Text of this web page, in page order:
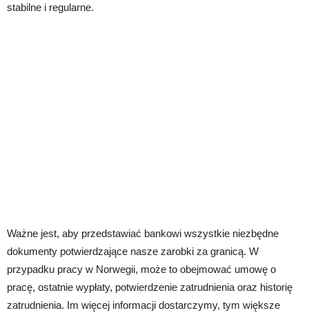
stabilne i regularne.
Ważne jest, aby przedstawiać bankowi wszystkie niezbędne
dokumenty potwierdzające nasze zarobki za granicą. W
przypadku pracy w Norwegii, może to obejmować umowę o
pracę, ostatnie wypłaty, potwierdzenie zatrudnienia oraz historię
zatrudnienia. Im więcej informacji dostarczymy, tym większe